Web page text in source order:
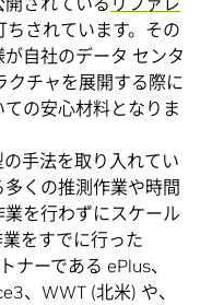
ちされています。その
自社のデータ センタ
クチャを展開する際に
の安心材料となりま
手法を取り入れてい
くの推測作業や時間
を行わずにスケール
をすでに行った
ナーである ePlus、
、WWT (北米) や、